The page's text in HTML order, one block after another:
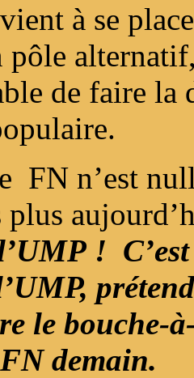
à se
pôle
de faire
n’est
plus
!
le bouche-
demain.